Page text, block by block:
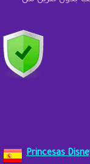
Princesas